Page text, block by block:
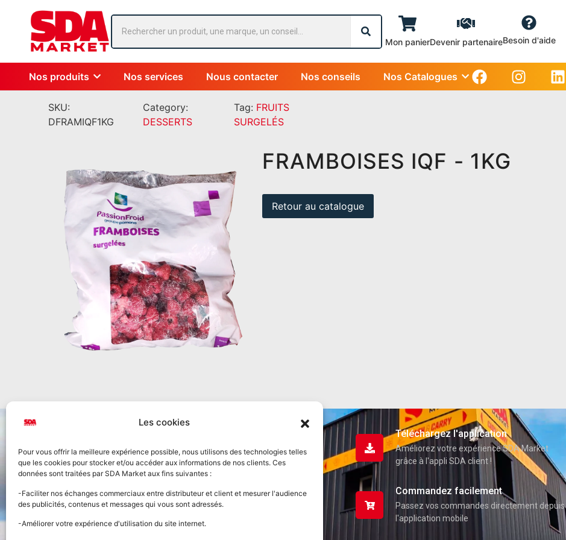
Les cookies
Pour vous offrir la meilleure expérience possible, nous utilisons des technologies telles
que les cookies pour stocker et/ou accéder aux informations de nos clients. Ces
données sont traitées par SDA Market aux fins suivantes :
-Faciliter nos échanges commerciaux entre distributeur et client et mesurer l'audience
des publicités, contenus et messages qui vous sont adressés.
-Améliorer votre expérience d'utilisation du site internet.
Mon panierDevenir partenaireBesoin d'aide
Nos produits Nos services Nous contacter Nos conseils Nos Catalogues
SKU:
DFRAMIQF1KG
Category:
DESSERTS
Tag: FRUITS
SURGELÉS
FRAMBOISES IQF - 1KG
Retour au catalogue
Accueil
Téléchargez l'application
Améliorez votre expérience SDA Market
grâce à l'appli SDA client !
Commandez facilement
Passez vos commandes directement depuis
l'application mobile